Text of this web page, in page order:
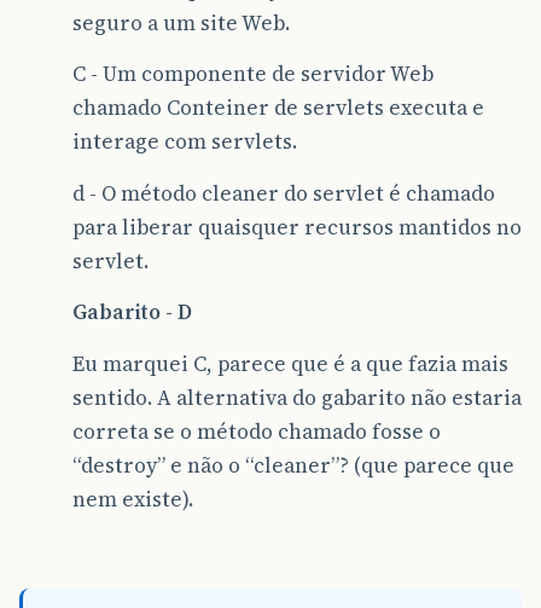
seguro a um site Web.
C - Um componente de servidor Web
chamado Conteiner de servlets executa e
interage com servlets.
d - O método cleaner do servlet é chamado
para liberar quaisquer recursos mantidos no
servlet.
Gabarito - D
Eu marquei C, parece que é a que fazia mais
sentido. A alternativa do gabarito não estaria
correta se o método chamado fosse o
“destroy” e não o “cleaner”? (que parece que
nem existe).